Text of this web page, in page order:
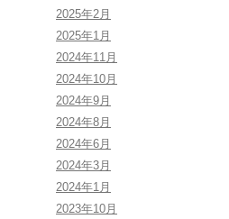
2025年2月
2025年1月
2024年11月
2024年10月
2024年9月
2024年8月
2024年6月
2024年3月
2024年1月
2023年10月